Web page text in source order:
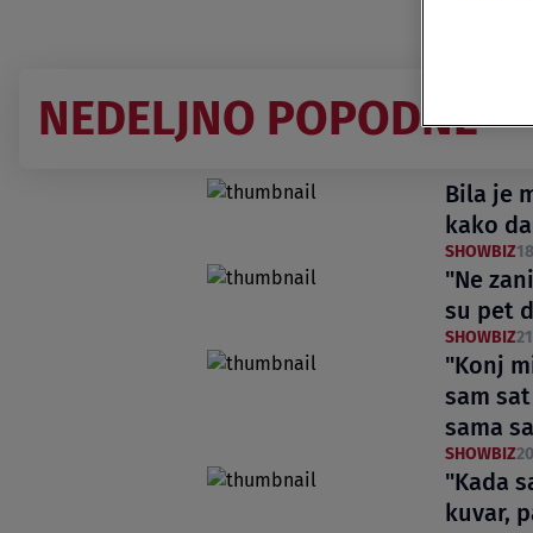
NEDELJNO POPODNE
Bila je
kako
SHOWBIZ
"Ne
su pet
SHOWBIZ
"Konj
sam
sama
SHOWBIZ
"Kada
kuvar,